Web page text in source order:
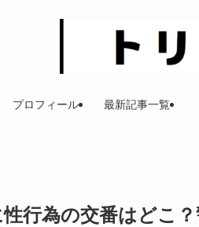
プロフィール 最新記事一覧
性行為の交番はどこ